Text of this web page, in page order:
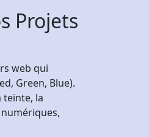
Projets
web qui
Green, Blue).
teinte, la